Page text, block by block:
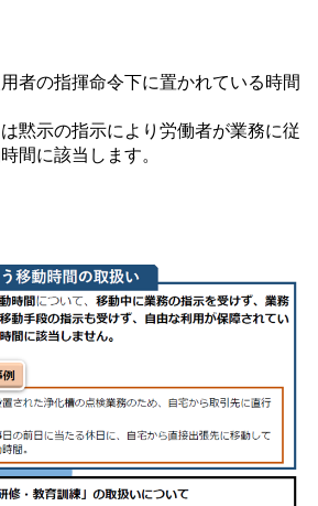
者の指揮命令下に置かれている時間
黙示の指示により労働者が業務に従
間に該当します。